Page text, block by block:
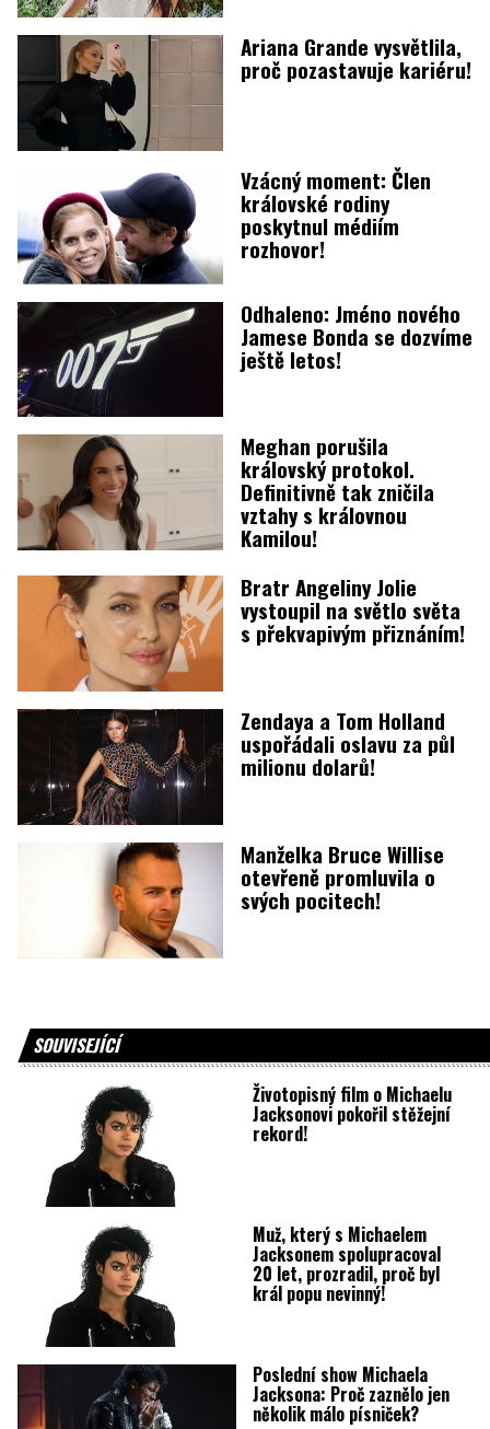
Ariana Grande vysvětlila,
proč pozastavuje kariéru!
Vzácný moment: Člen
královské rodiny
poskytnul médiím
rozhovor!
Odhaleno: Jméno nového
Jamese Bonda se dozvíme
ještě letos!
Meghan porušila
královský protokol.
Definitivně tak zničila
vztahy s královnou
Kamilou!
Bratr Angeliny Jolie
vystoupil na světlo světa
s překvapivým přiznáním!
Zendaya a Tom Holland
uspořádali oslavu za půl
milionu dolarů!
Manželka Bruce Willise
otevřeně promluvila o
svých pocitech!
SOUVISEJÍCÍ
Životopisný film o Michaelu
Jacksonovi pokořil stěžejní
rekord!
Muž, který s Michaelem
Jacksonem spolupracoval
20 let, prozradil, proč byl
král popu nevinný!
Poslední show Michaela
Jacksona: Proč zaznělo jen
několik málo písniček?